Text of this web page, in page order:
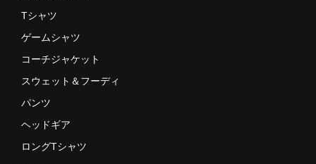
Tシャツ
ゲームシャツ
コーチジャケット
スウェット＆フーディ
パンツ
ヘッドギア
ロングTシャツ